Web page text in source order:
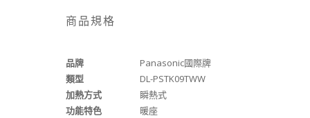
商品規格
品牌
Panasonic國際牌
類型
DL-PSTK09TWW
加熱方式
瞬熱式
功能特色
暖座